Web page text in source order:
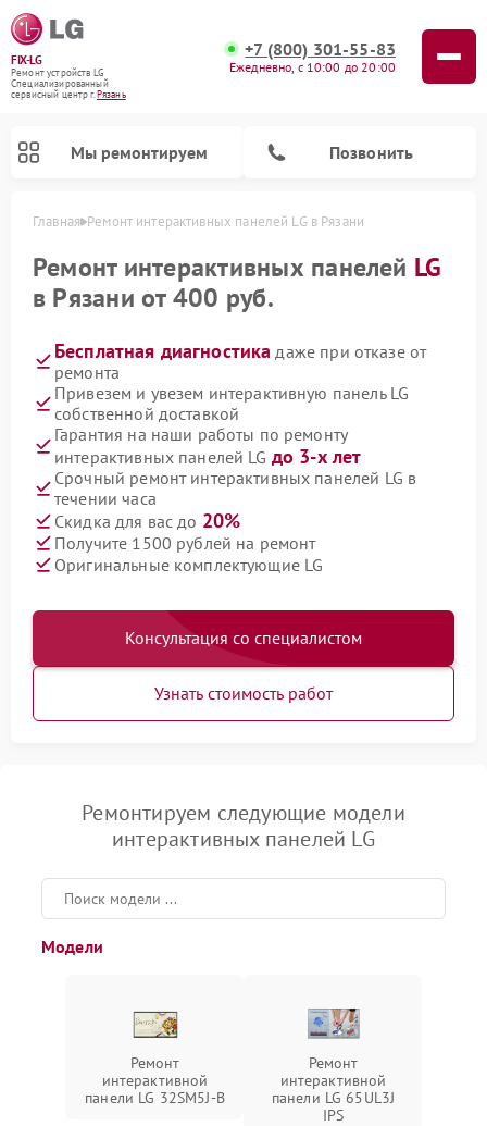
FIX-LG
Ремонт устройств LG
Специализированный
cервисный центр г.Рязань
+7 (800) 301-55-83
Ежедневно, с 10:00 до 20:00
Мы ремонтируем Позвонить
Главная Ремонт интерактивных панелей LG в Рязани
Ремонт интерактивных панелей LG
в Рязани от 400 руб.
Бесплатная диагностика даже при отказе от
ремонта
Привезем и увезем интерактивную панель LG
собственной доставкой
Гарантия на наши работы по ремонту
интерактивных панелей LG до 3-х лет
Срочный ремонт интерактивных панелей LG в
течении часа
Скидка для вас до 20%
Получите 1500 рублей на ремонт
Оригинальные комплектующие LG
Консультация со специалистом
Узнать стоимость работ
Ремонтируем следующие модели
интерактивных панелей LG
Модели
Ремонт
интерактивной
панели LG 32SM5J-B
Ремонт
интерактивной
панели LG 65UL3J
IPS